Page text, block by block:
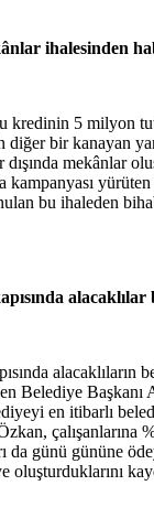
ihalesinden
kredinin 5 milyon
diğer bir kanayan
mekânlar
kampanyası
bu ihaleden
alacaklılar
alacaklıların
Belediye Başkanı
en itibarlı
çalışanlarına
da günü gününe
oluşturduklarını